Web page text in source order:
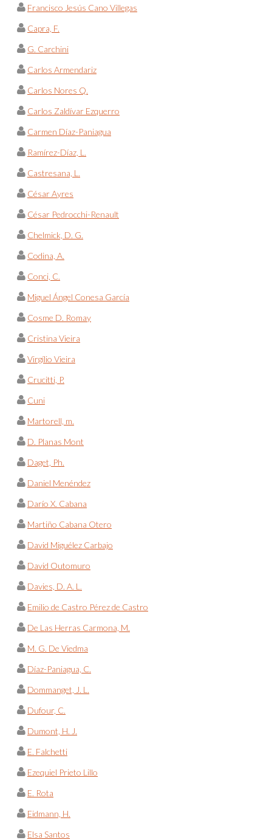
Francisco Jesús Cano Villegas
Capra, F.
G. Carchini
Carlos Armendariz
Carlos Nores Q.
Carlos Zaldívar Ezquerro
Carmen Díaz-Paniagua
Ramírez-Díaz, L.
Castresana, L.
César Ayres
César Pedrocchi-Renault
Chelmick, D. G.
Codina, A.
Conci, C.
Miguel Ángel Conesa García
Cosme D. Romay
Cristina Vieira
Virgílio Vieira
Crucitti, P.
Cuni
Martorell, m.
D. Planas Mont
Daget, Ph.
Daniel Menéndez
Darío X. Cabana
Martiño Cabana Otero
David Miguélez Carbajo
David Outomuro
Davies, D. A. L.
Emilio de Castro Pérez de Castro
De Las Herras Carmona, M.
M. G. De Viedma
Díaz-Paniagua, C.
Dommanget, J. L.
Dufour, C.
Dumont, H. J.
E. Falchetti
Ezequiel Prieto Lillo
E. Rota
Eidmann, H.
Elsa Santos